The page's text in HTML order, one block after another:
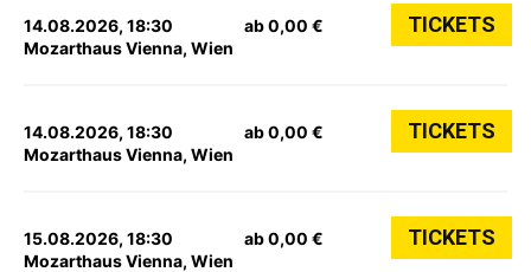
14.08.2026, 18:30
Mozarthaus Vienna, Wien
ab 0,00 € TICKETS
14.08.2026, 18:30
Mozarthaus Vienna, Wien
ab 0,00 € TICKETS
15.08.2026, 18:30
Mozarthaus Vienna, Wien
ab 0,00 € TICKETS